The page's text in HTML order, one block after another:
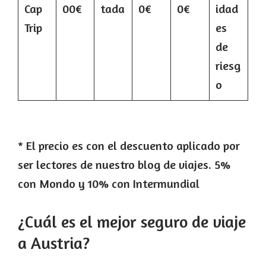
Cap
Trip
00€
tada
0€
0€
idad
es
de
riesg
o
* El precio es con el descuento aplicado por
ser lectores de nuestro blog de viajes. 5%
con Mondo y 10% con Intermundial
¿Cuál es el mejor seguro de viaje
a Austria?